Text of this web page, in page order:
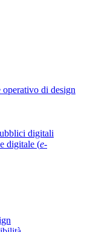
operativo di design
digitali
digitale (e-